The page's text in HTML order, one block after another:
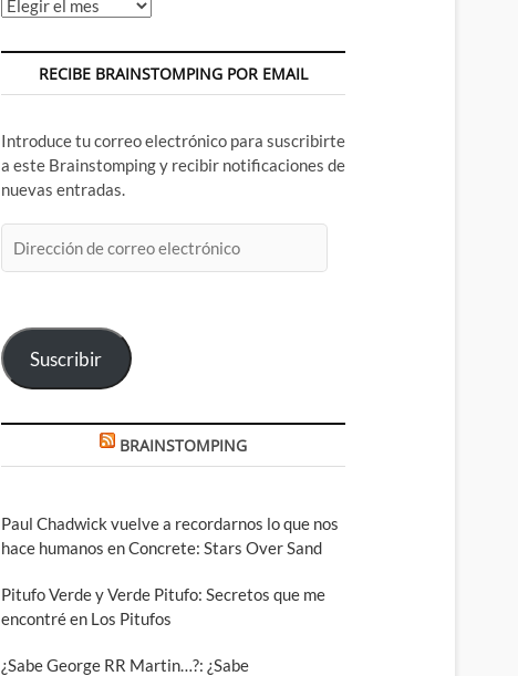
Archivos
RECIBE BRAINSTOMPING POR EMAIL
Introduce tu correo electrónico para suscribirte
a este Brainstomping y recibir notificaciones de
nuevas entradas.
de
Suscribir
BRAINSTOMPING
Paul Chadwick vuelve a recordarnos lo que nos
hace humanos en Concrete: Stars Over Sand
Pitufo Verde y Verde Pitufo: Secretos que me
encontré en Los Pitufos
¿Sabe George RR Martin…?: ¿Sabe